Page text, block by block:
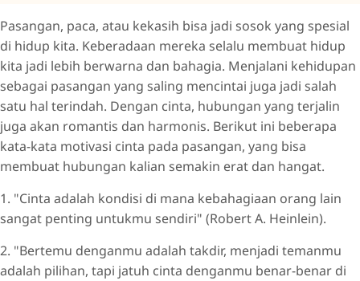
Pasangan, paca, atau kekasih bisa jadi sosok yang spesial
di hidup kita. Keberadaan mereka selalu membuat hidup
kita jadi lebih berwarna dan bahagia. Menjalani kehidupan
sebagai pasangan yang saling mencintai juga jadi salah
satu hal terindah. Dengan cinta, hubungan yang terjalin
juga akan romantis dan harmonis. Berikut ini beberapa
kata-kata motivasi cinta pada pasangan, yang bisa
membuat hubungan kalian semakin erat dan hangat.
1. "Cinta adalah kondisi di mana kebahagiaan orang lain
sangat penting untukmu sendiri" (Robert A. Heinlein).
2. "Bertemu denganmu adalah takdir, menjadi temanmu
adalah pilihan, tapi jatuh cinta denganmu benar-benar di